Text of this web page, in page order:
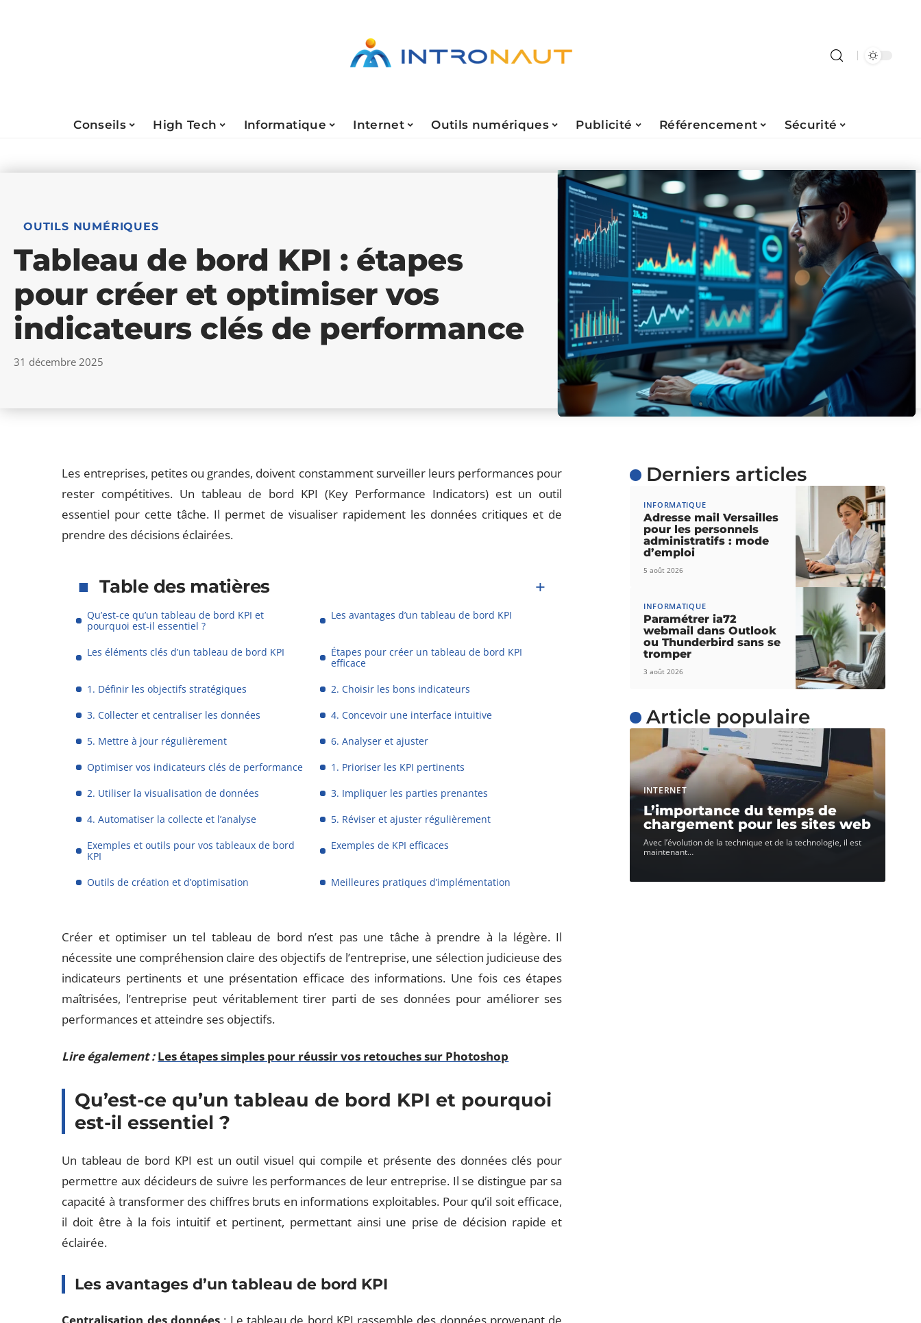
Conseils High Tech Informatique Internet Outils numériques Publicité Référencement Sécurité
OUTILS NUMÉRIQUES
Tableau de bord KPI : étapes
pour créer et optimiser vos
indicateurs clés de performance
31 décembre 2025
Les entreprises, petites ou grandes, doivent constamment surveiller leurs performances pour
rester compétitives. Un tableau de bord KPI (Key Performance Indicators) est un outil
essentiel pour cette tâche. Il permet de visualiser rapidement les données critiques et de
prendre des décisions éclairées.
Table des matières
Qu’est-ce qu’un tableau de bord KPI et
pourquoi est-il essentiel ?
Les avantages d’un tableau de bord KPI
Les éléments clés d’un tableau de bord KPI
Étapes pour créer un tableau de bord KPI
efficace
1. Définir les objectifs stratégiques
2. Choisir les bons indicateurs
3. Collecter et centraliser les données
4. Concevoir une interface intuitive
5. Mettre à jour régulièrement
6. Analyser et ajuster
Optimiser vos indicateurs clés de performance
1. Prioriser les KPI pertinents
2. Utiliser la visualisation de données
3. Impliquer les parties prenantes
4. Automatiser la collecte et l’analyse
5. Réviser et ajuster régulièrement
Exemples et outils pour vos tableaux de bord
KPI
Exemples de KPI efficaces
Outils de création et d’optimisation Meilleures pratiques d’implémentation
Créer et optimiser un tel tableau de bord n’est pas une tâche à prendre à la légère. Il
nécessite une compréhension claire des objectifs de l’entreprise, une sélection judicieuse des
indicateurs pertinents et une présentation efficace des informations. Une fois ces étapes
maîtrisées, l’entreprise peut véritablement tirer parti de ses données pour améliorer ses
performances et atteindre ses objectifs.
Lire également : Les étapes simples pour réussir vos retouches sur Photoshop
Qu’est-ce qu’un tableau de bord KPI et pourquoi
est-il essentiel ?
Un tableau de bord KPI est un outil visuel qui compile et présente des données clés pour
permettre aux décideurs de suivre les performances de leur entreprise. Il se distingue par sa
capacité à transformer des chiffres bruts en informations exploitables. Pour qu’il soit efficace,
il doit être à la fois intuitif et pertinent, permettant ainsi une prise de décision rapide et
éclairée.
Les avantages d’un tableau de bord KPI
Derniers articles
INFORMATIQUE
Adresse mail Versailles
pour les personnels
administratifs : mode
d’emploi
5 août 2026
INFORMATIQUE
Paramétrer ia72
webmail dans Outlook
ou Thunderbird sans se
tromper
3 août 2026
Article populaire
INTERNET
L’importance du temps de
chargement pour les sites web
Avec l’évolution de la technique et de la technologie, il est
maintenant…